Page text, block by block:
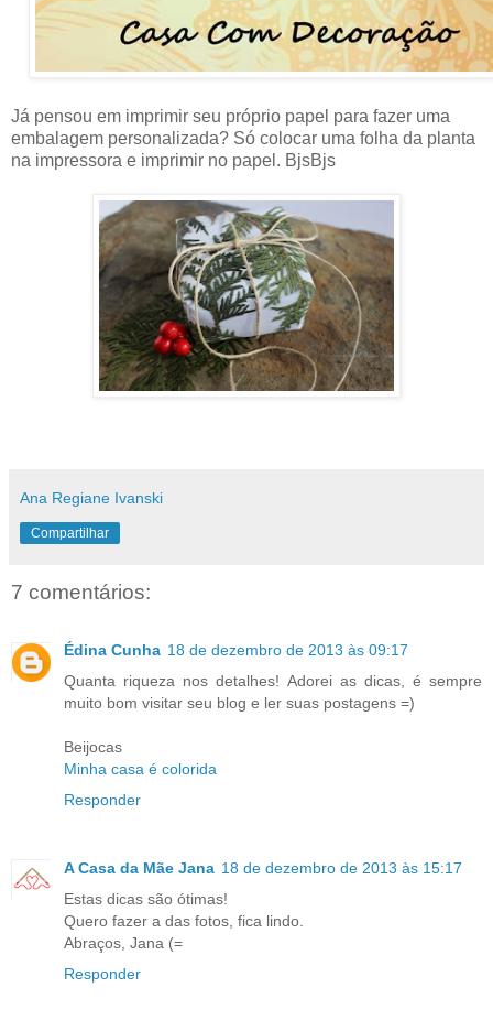
Já pensou em imprimir seu próprio papel para fazer uma
embalagem personalizada? Só colocar uma folha da planta
na impressora e imprimir no papel. BjsBjs
Ana Regiane Ivanski
Compartilhar
7 comentários:
Édina Cunha 18 de dezembro de 2013 às 09:17
Quanta riqueza nos detalhes! Adorei as dicas, é sempre
muito bom visitar seu blog e ler suas postagens =)
Beijocas
Minha casa é colorida
Responder
A Casa da Mãe Jana 18 de dezembro de 2013 às 15:17
Estas dicas são ótimas!
Quero fazer a das fotos, fica lindo.
Abraços, Jana (=
Responder